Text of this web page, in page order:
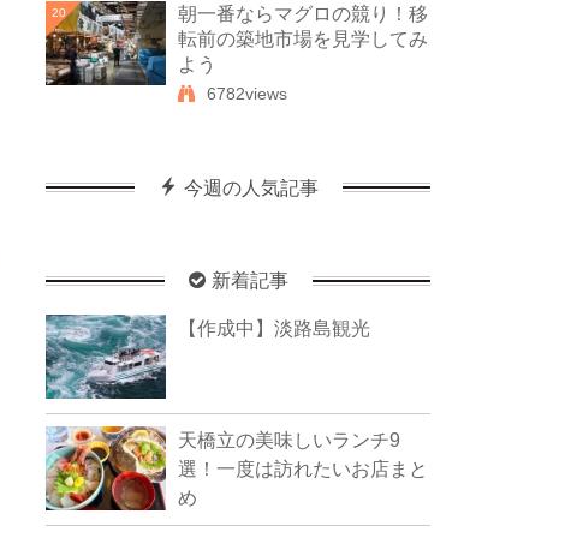
20
朝一番ならマグロの競り！移
転前の築地市場を見学してみ
よう
6782views
今週の人気記事
新着記事
【作成中】淡路島観光
天橋立の美味しいランチ9
選！一度は訪れたいお店まと
め